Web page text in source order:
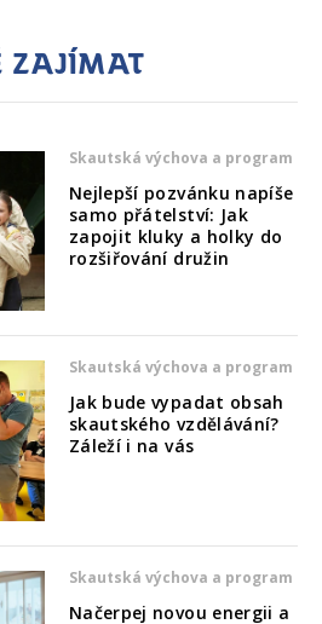
zajímat
Skautská výchova a program
Nejlepší pozvánku napíše
samo přátelství: Jak
zapojit kluky a holky do
rozšiřování družin
Skautská výchova a program
Jak bude vypadat obsah
skautského vzdělávání?
Záleží i na vás
Skautská výchova a program
Načerpej novou energii a